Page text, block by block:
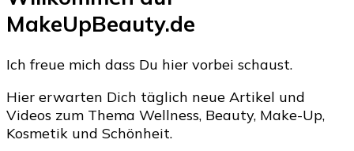
MakeUpBeauty.de
Ich freue mich dass Du hier vorbei schaust.
Hier erwarten Dich täglich neue Artikel und
Videos zum Thema Wellness, Beauty, Make-Up,
Kosmetik und Schönheit.